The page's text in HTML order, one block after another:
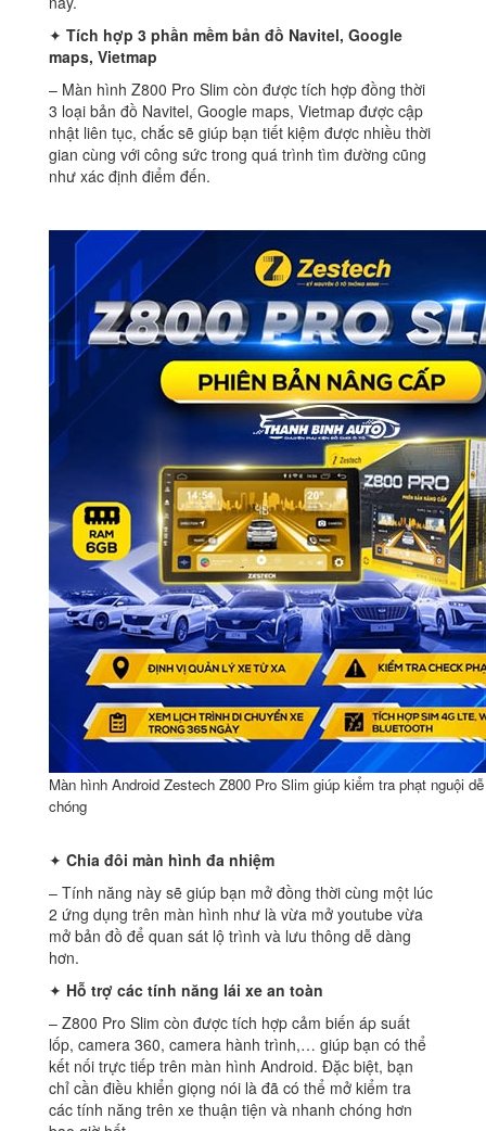
✦ Tích hợp 3 phần mềm bản đồ Navitel, Google
maps, Vietmap
– Màn hình Z800 Pro Slim còn được tích hợp đồng thời
3 loại bản đồ Navitel, Google maps, Vietmap được cập
nhật liên tục, chắc sẽ giúp bạn tiết kiệm được nhiều thời
gian cùng với công sức trong quá trình tìm đường cũng
như xác định điểm đến.
Màn hình Android Zestech Z800 Pro Slim giúp kiểm tra phạt nguội
chóng
✦ Chia đôi màn hình đa nhiệm
– Tính năng này sẽ giúp bạn mở đồng thời cùng một lúc
2 ứng dụng trên màn hình như là vừa mở youtube vừa
mở bản đồ để quan sát lộ trình và lưu thông dễ dàng
hơn.
✦ Hỗ trợ các tính năng lái xe an toàn
– Z800 Pro Slim còn được tích hợp cảm biến áp suất
lốp, camera 360, camera hành trình,… giúp bạn có thể
kết nối trực tiếp trên màn hình Android. Đặc biệt, bạn
chỉ cần điều khiển giọng nói là đã có thể mở kiểm tra
các tính năng trên xe thuận tiện và nhanh chóng hơn